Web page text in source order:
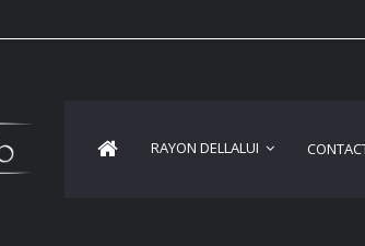
RAYON DELLALUI